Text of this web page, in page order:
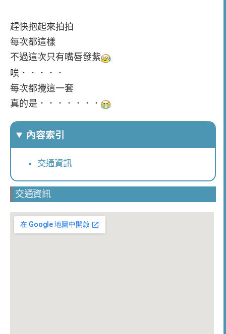
趕快抱起來拍拍
每次都這樣
不過這次只有嘴唇發紫
唉．．．．．
每次都攪這一套
真的是．．．．．．．
內容索引
交通資訊
交通資訊